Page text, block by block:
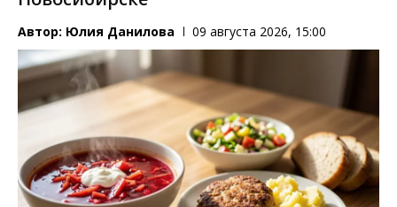
Автор: Юлия Данилова 09 августа 2026, 15:00